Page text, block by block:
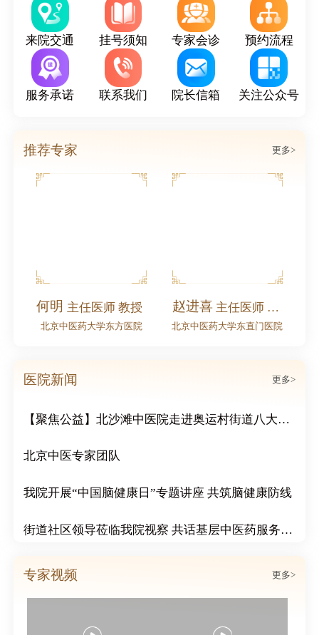
来院交通 挂号须知 专家会诊 预约流程
服务承诺 联系我们 院长信箱 关注公众号
推荐专家 更多>
何明 主任医师 教授
北京中医药大学东方医院
赵进喜 主任医师 全国名中医
北京中医药大学东直门医院
医院新闻 更多>
传递冬日温情：北沙滩中医院为市民免费赠送腊八粥
北京中医专家团队
我院开展“中国脑健康日”专题讲座 共筑脑健康防线
北沙滩中医医院心脑血管科举行案例说明会
专家视频 更多>